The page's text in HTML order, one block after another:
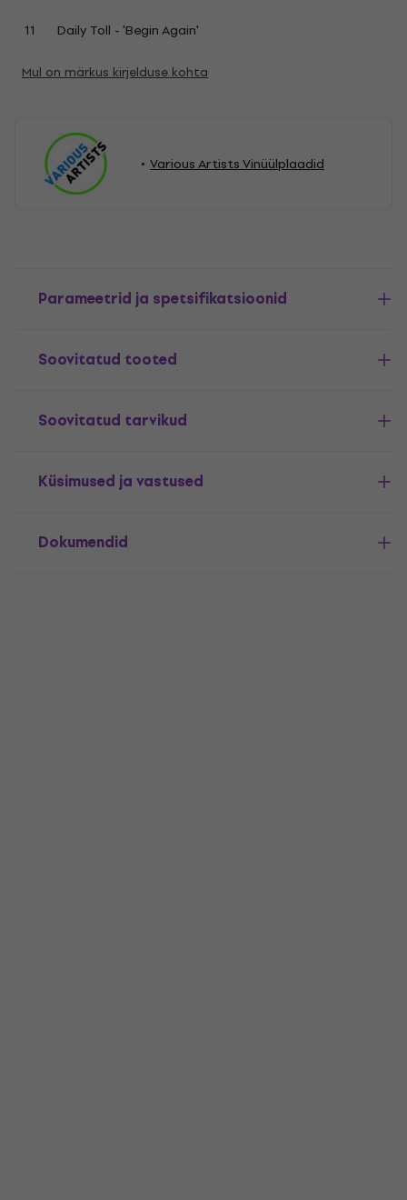
11
Daily Toll - 'Begin Again'
Mul on märkus kirjelduse kohta
Various Artists Vinüülplaadid
Parameetrid ja spetsifikatsioonid
Soovitatud tooted
Soovitatud tarvikud
Küsimused ja vastused
Dokumendid